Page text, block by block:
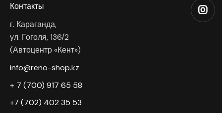
Контакты
г. Караганда,
ул. Гоголя, 136/2
(Автоцентр «Кент»)
info@reno-shop.kz
+ 7 (700) 917 65 58
+7 (702) 402 35 53